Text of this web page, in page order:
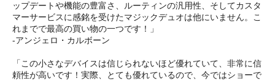
ップデートや機能の豊富さ、ルーティンの汎用性、そしてカスタ
マーサービスに感銘を受けたマジックデュオは他にいません。こ
れまでで最高の買い物の一つです！」
-アンジェロ・カルボーン
「この小さなデバイスは信じられないほど優れていて、非常に信
頼性が高いです！実際、とても優れているので、今ではショーで